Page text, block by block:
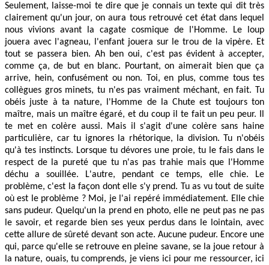
Seulement, laisse-moi te dire que je connais un texte qui dit très
clairement qu'un jour, on aura tous retrouvé cet état dans lequel
nous vivions avant la cagate cosmique de l'Homme. Le loup
jouera avec l'agneau, l'enfant jouera sur le trou de la vipère. Et
tout se passera bien. Ah ben oui, c'est pas évident à accepter,
comme ça, de but en blanc. Pourtant, on aimerait bien que ça
arrive, hein, confusément ou non. Toi, en plus, comme tous tes
collègues gros minets, tu n'es pas vraiment méchant, en fait. Tu
obéis juste à ta nature, l'Homme de la Chute est toujours ton
maître, mais un maître égaré, et du coup il te fait un peu peur. Il
te met en colère aussi. Mais il s'agit d'une colère sans haine
particulière, car tu ignores la rhétorique, la division. Tu n'obéis
qu'à tes instincts. Lorsque tu dévores une proie, tu le fais dans le
respect de la pureté que tu n'as pas trahie mais que l'Homme
déchu a souillée. L'autre, pendant ce temps, elle chie. Le
problème, c'est la façon dont elle s'y prend. Tu as vu tout de suite
où est le problème ? Moi, je l'ai repéré immédiatement. Elle chie
sans pudeur. Quelqu'un la prend en photo, elle ne peut pas ne pas
le savoir, et regarde bien ses yeux perdus dans le lointain, avec
cette allure de sûreté devant son acte. Aucune pudeur. Encore une
qui, parce qu'elle se retrouve en pleine savane, se la joue retour à
la nature, ouais, tu comprends, je viens ici pour me ressourcer, ici